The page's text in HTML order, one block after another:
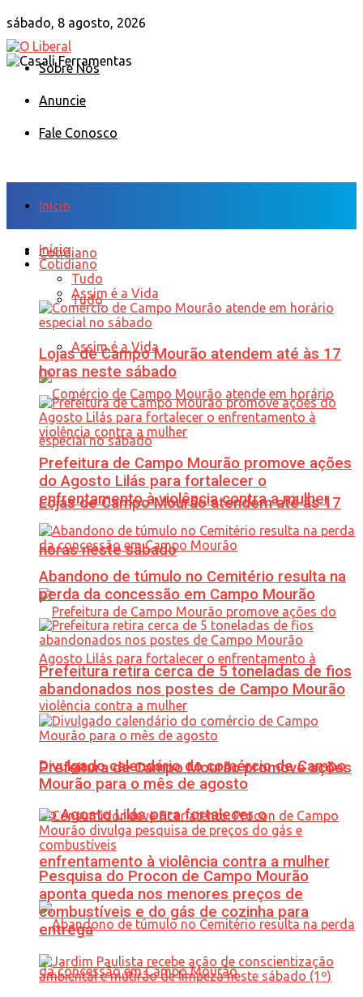
sábado, 8 agosto, 2026
Sobre Nós
Anuncie
Fale Conosco
Início
Cotidiano
Tudo
Assim é a Vida
Lojas de Campo Mourão atendem até às 17
horas neste sábado
Prefeitura de Campo Mourão promove ações
do Agosto Lilás para fortalecer o
enfrentamento à violência contra a mulher
Início
Cotidiano
Tudo
Assim é a Vida
Lojas de Campo Mourão atendem até às 17
horas neste sábado
Prefeitura de Campo Mourão promove ações
do Agosto Lilás para fortalecer o
enfrentamento à violência contra a mulher
Abandono de túmulo no Cemitério resulta na
perda da concessão em Campo Mourão
Prefeitura retira cerca de 5 toneladas de fios
abandonados nos postes de Campo Mourão
Divulgado calendário do comércio de Campo
Mourão para o mês de agosto
Pesquisa do Procon de Campo Mourão
aponta queda nos menores preços de
combustíveis e do gás de cozinha para
entrega